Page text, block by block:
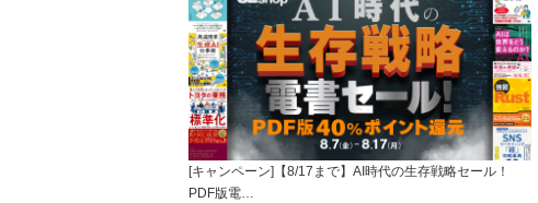
[キャンペーン]【8/17まで】AI時代の生存戦略セール！
PDF版電…